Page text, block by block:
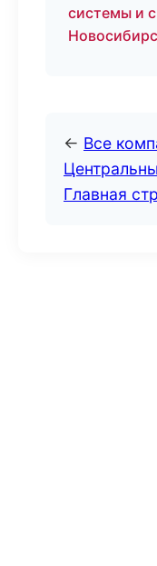
системы и
← Все
Главная